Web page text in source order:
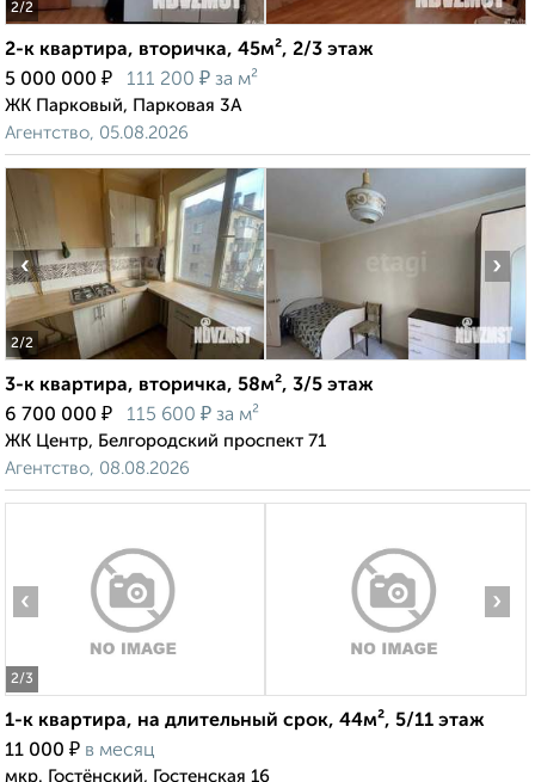
2/2
2-к квартира, вторичка, 45м², 2/3 этаж
5 000 000 ₽ 111 200 ₽ за м²
ЖК Парковый, Парковая 3А
Агентство, 05.08.2026
2/2
‹ ›
3-к квартира, вторичка, 58м², 3/5 этаж
6 700 000 ₽ 115 600 ₽ за м²
ЖК Центр, Белгородский проспект 71
Агентство, 08.08.2026
2/3
‹ ›
1-к квартира, на длительный срок, 44м², 5/11 этаж
11 000 ₽ в месяц
мкр. Гостёнский, Гостенская 16